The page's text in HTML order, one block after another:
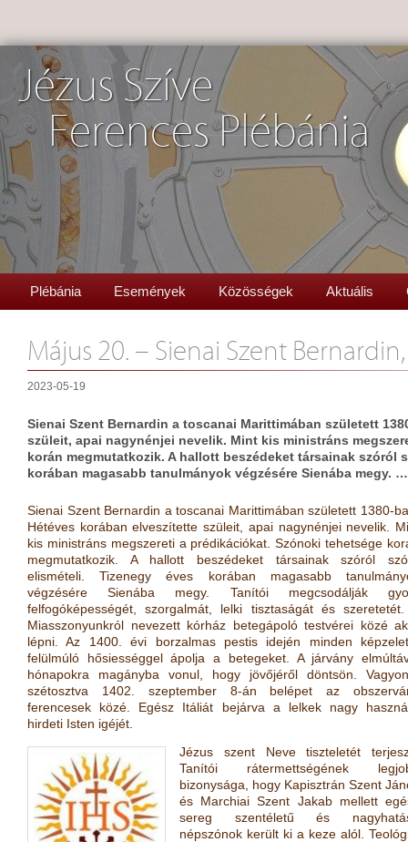
Jézus Szíve
Ferences Plébánia
Plébánia Események Közösségek Aktuális
Május 20. – Sienai Szent
2023-05-19
Sienai Szent Bernardin a toscanai Marittimában született
szüleit, apai nagynénjei nevelik. Mint kis ministráns
korán megmutatkozik. A hallott beszédeket társainak szóról
korában magasabb tanulmányok végzésére Sienába megy. …
Sienai Szent Bernardin a toscanai Marittimában született 1380-
Hétéves korában elveszítette szüleit, apai nagynénjei nevelik.
kis ministráns megszereti a prédikációkat. Szónoki tehetsége
megmutatkozik. A hallott beszédeket társainak szóról
elismételi. Tizenegy éves korában magasabb
végzésére Sienába megy. Tanítói megcsodálják
felfogóképességét, szorgalmát, lelki tisztaságát és
Miasszonyunkról nevezett kórház betegápoló testvérei közé
lépni. Az 1400. évi borzalmas pestis idején minden
felülmúló hősiességgel ápolja a betegeket. A járvány
hónapokra magányba vonul, hogy jövőjéről döntsön.
szétosztva 1402. szeptember 8-án belépet az
ferencesek közé. Egész Itáliát bejárva a lelkek nagy
hirdeti Isten igéjét.
Jézus szent Neve tiszteletét
Tanítói rátermettségének
bizonysága, hogy Kapisztrán Szent
és Marchiai Szent Jakab mellett
sereg szentéletű és
népszónok került ki a keze alól.